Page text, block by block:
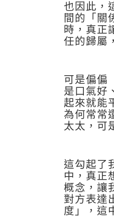
也因此，
間的「關
時，真正
任的歸屬
可是偏偏
是口氣好
起來就能
為何常常
太太，可
這勾起了
中，真正
概念，讓
對方表達
度」，這